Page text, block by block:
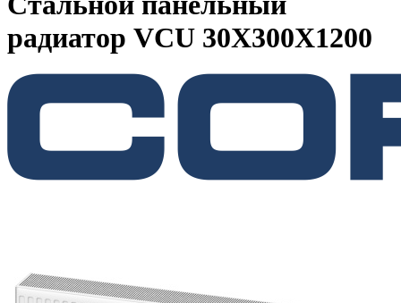
радиатор VCU 30X300X1200